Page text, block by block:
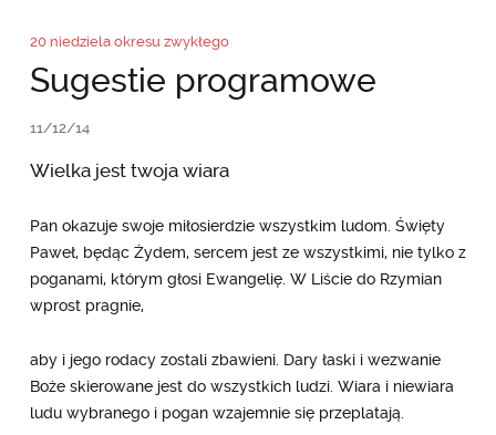
20 niedziela okresu zwykłego
Sugestie programowe
11/12/14
Wielka jest twoja wiara
Pan okazuje swoje miłosierdzie wszystkim ludom. Święty
Paweł, będąc Żydem, sercem jest ze wszystkimi, nie tylko z
poganami, którym głosi Ewangelię. W Liście do Rzymian
wprost pragnie,
aby i jego rodacy zostali zbawieni. Dary łaski i wezwanie
Boże skierowane jest do wszystkich ludzi. Wiara i niewiara
ludu wybranego i pogan wzajemnie się przeplatają.